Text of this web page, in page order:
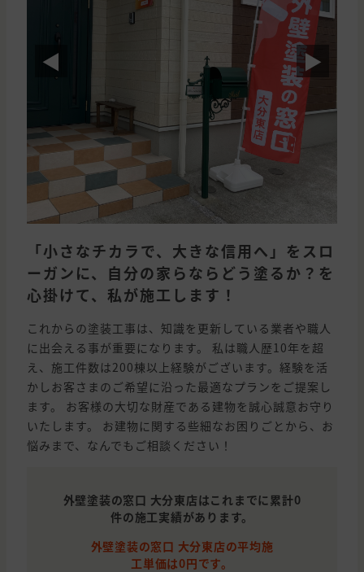
◀ ▶
「小さなチカラで、大きな信用へ」をスロ
ーガンに、自分の家らならどう塗るか？を
心掛けて、私が施工します！
これからの塗装工事は、知識を更新している業者や職人
に出会える事が重要になります。 私は職人歴10年を超
え、施工件数は200棟以上経験がございます。経験を活
かしお客さまのご希望に沿った最適なプランをご提案し
ます。 お客様の大切な財産である建物を誠心誠意お守り
いたします。 お建物に関する些細なお困りごとから、お
悩みまで、なんでもご相談ください！
外壁塗装の窓口 大分東店はこれまでに累計0
件の施工実績があります。
外壁塗装の窓口 大分東店の平均施
工単価は0円です。